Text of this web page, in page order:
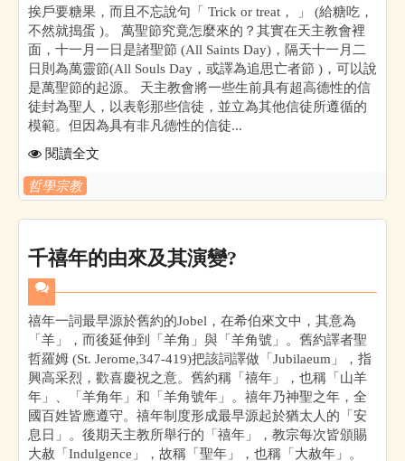
挨戶要糖果，而且不忘說句「 Trick or treat， 」 (給糖吃，
不然就搗蛋 )。 萬聖節究竟怎麼來的？其實在天主教會裡
面，十一月一日是諸聖節 (All Saints Day)，隔天十一月二
日則為萬靈節(All Souls Day，或譯為追思亡者節 )，可以說
是萬聖節的起源。 天主教會將一些生前具有超高德性的信
徒封為聖人，以表彰那些信徒，並立為其他信徒所遵循的
模範。但因為具有非凡德性的信徒...
閱讀全文
哲學宗教
千禧年的由來及其演變?
禧年一詞最早源於舊約的Jobel，在希伯來文中，其意為
「羊」，而後延伸到「羊角」與「羊角號」。舊約譯者聖
哲羅姆 (St. Jerome,347-419)把該詞譯做「Jubilaeum」，指
興高采烈，歡喜慶祝之意。舊約稱「禧年」，也稱「山羊
年」、「羊角年」和「羊角號年」。禧年乃神聖之年，全
國百姓皆應遵守。禧年制度形成最早源起於猶太人的「安
息日」。後期天主教所舉行的「禧年」，教宗每次皆頒賜
大赦「Indulgence」，故稱「聖年」，也稱「大赦年」。